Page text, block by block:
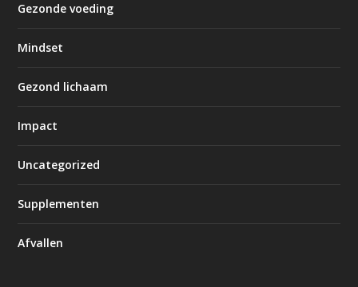
Gezonde voeding
Mindset
Gezond lichaam
Impact
Uncategorized
Supplementen
Afvallen